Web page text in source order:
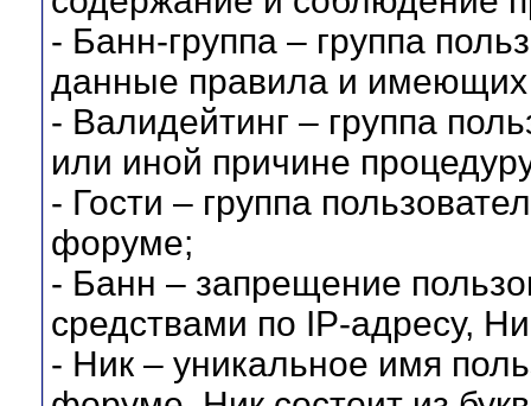
- Банн-группа – группа
данные правила и имеющих
- Валидейтинг – группа
или иной причине
- Гости – группа
форуме;
- Банн – запрещение
средствами по IP-адресу,
- Ник – уникальное имя